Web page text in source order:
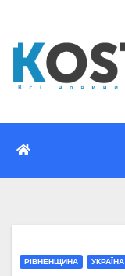
вмісту
РІВНЕНЩИНА УКРАЇНА